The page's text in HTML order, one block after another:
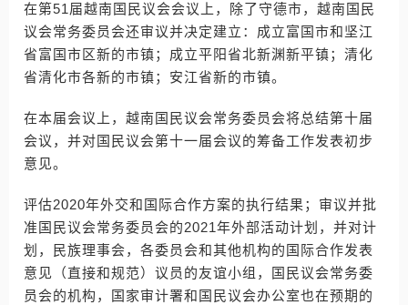
在第51届越南国民议会会议上，除了守德市，越南国民
议会常务委员会还审议并决定建立：成立富国市和坚江
省富国市区新的市镇；成立平阳省北新渊新平镇；清化
省清化市各新的市镇；安江省新的市镇。
在本届会议上，越南国民议会常务委员会将总结第十届
会议，并对国民议会第十一届会议的筹备工作发表初步
意见。
评估2020年外交和国际合作方案的执行结果；审议并批
准国民议会常务委员会的2021年外部活动计划，并对计
划，民族理事会，各委员会和其他机构的国际合作发表
意见（直接和规范）议员的友谊小组，国民议会常务委
员会的机构，国家审计署和国民议会办公室也在预期的